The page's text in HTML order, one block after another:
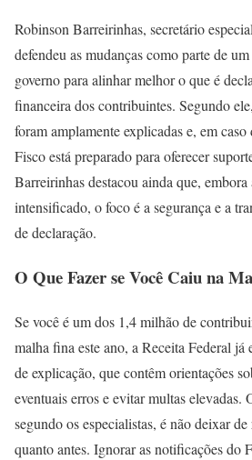
Robinson Barreirinhas, secretário
defendeu as mudanças como parte de
governo para alinhar melhor o que é
financeira dos contribuintes. Segundo
foram amplamente explicadas e, em
Fisco está preparado para oferecer
Barreirinhas destacou ainda que,
intensificado, o foco é a segurança e a
de declaração.
O Que Fazer se Você Caiu na
Se você é um dos 1,4 milhão de
malha fina este ano, a Receita Federal já
de explicação, que contêm orientações
eventuais erros e evitar multas elevadas.
segundo os especialistas, é não deixar
quanto antes. Ignorar as notificações do